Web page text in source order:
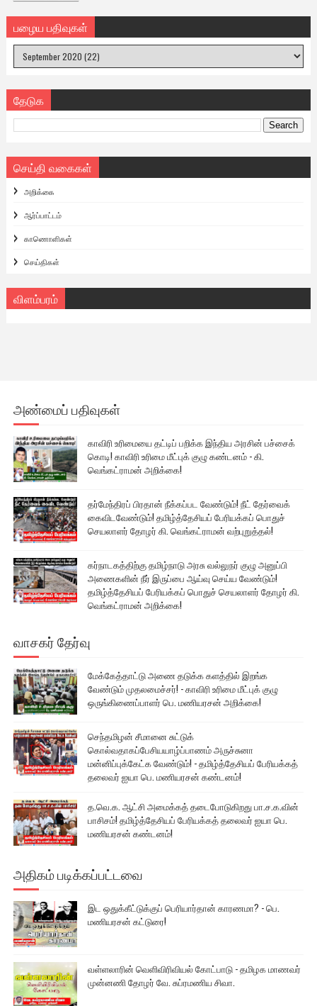
பழைய பதிவுகள்
தேடுக
செய்தி வகைகள்
அறிக்கை
ஆர்ப்பாட்டம்
காணொளிகள்
செய்திகள்
விளம்பரம்
அண்மைப் பதிவுகள்
காவிரி உரிமையை தட்டிப் பறிக்க இந்திய அரசின் பச்சைக்
கொடி! காவிரி உரிமை மீட்புக் குழு கண்டனம் - கி.
வெங்கட்ராமன் அறிக்கை!
தர்மேந்திரப் பிரதான் நீக்கப்பட வேண்டும்! நீட் தேர்வைக்
கைவிடவேண்டும்! தமிழ்த்தேசியப் பேரியக்கப் பொதுச்
செயலாளர் தோழர் கி. வெங்கட்ராமன் வற்புறுத்தல்!
கர்நாடகத்திற்கு தமிழ்நாடு அரசு வல்லுநர் குழு அனுப்பி
அணைகளின் நீர் இருப்பை ஆய்வு செய்ய வேண்டும்!
தமிழ்த்தேசியப் பேரியக்கப் பொதுச் செயலாளர் தோழர் கி.
வெங்கட்ராமன் அறிக்கை!
வாசகர் தேர்வு
மேக்கேத்தாட்டு அணை தடுக்க களத்தில் இறங்க
வேண்டும் முதலமைச்சர்! - காவிரி உரிமை மீட்புக் குழு
ஒருங்கிணைப்பாளர் பெ. மணியரசன் அறிக்கை!
செந்தமிழன் சீமானை சுட்டுக்
கொல்வதாகப்பேசியயாழ்ப்பாணம் அருச்சுனா
மன்னிப்புக்கேட்க வேண்டும்! - தமிழ்த்தேசியப் பேரியக்கத்
தலைவர் ஐயா பெ. மணியரசன் கண்டனம்!
த.வெ.க. ஆட்சி அமைக்கத் தடைபோடுகிறது பா.ச.க.வின்
பாசிசம்! தமிழ்த்தேசியப் பேரியக்கத் தலைவர் ஐயா பெ.
மணியரசன் கண்டனம்!
அதிகம் படிக்கப்பட்டவை
இட ஒதுக்கீட்டுக்குப் பெரியார்தான் காரணமா? - பெ.
மணியரசன் கட்டுரை!
வள்ளலாரின் வெளிவிரிவியல் கோட்பாடு - தமிழக மாணவர்
முன்னணி தோழர் வே. சுப்ரமணிய சிவா.